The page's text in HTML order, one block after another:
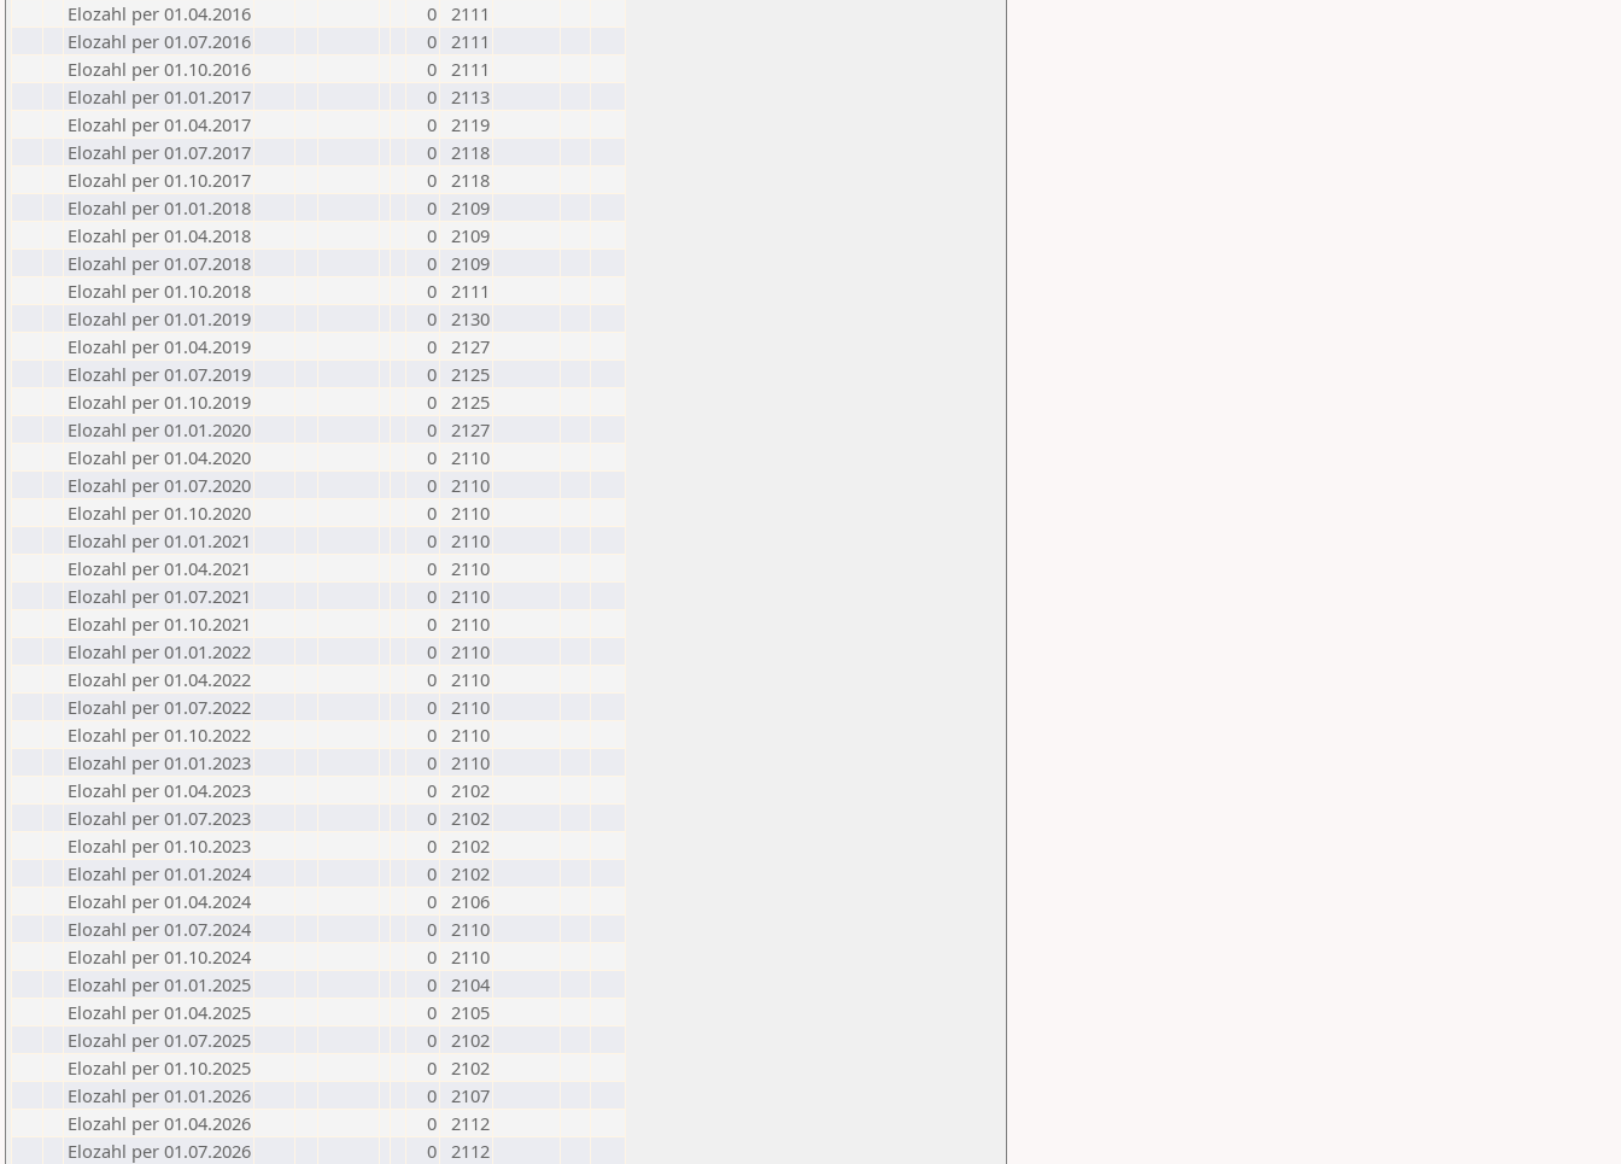
Elozahl per 01.04.2016
0 2111
Elozahl per 01.07.2016
0 2111
Elozahl per 01.10.2016
0 2111
Elozahl per 01.01.2017
0 2113
Elozahl per 01.04.2017
0 2119
Elozahl per 01.07.2017
0 2118
Elozahl per 01.10.2017
0 2118
Elozahl per 01.01.2018
0 2109
Elozahl per 01.04.2018
0 2109
Elozahl per 01.07.2018
0 2109
Elozahl per 01.10.2018
0 2111
Elozahl per 01.01.2019
0 2130
Elozahl per 01.04.2019
0 2127
Elozahl per 01.07.2019
0 2125
Elozahl per 01.10.2019
0 2125
Elozahl per 01.01.2020
0 2127
Elozahl per 01.04.2020
0 2110
Elozahl per 01.07.2020
0 2110
Elozahl per 01.10.2020
0 2110
Elozahl per 01.01.2021
0 2110
Elozahl per 01.04.2021
0 2110
Elozahl per 01.07.2021
0 2110
Elozahl per 01.10.2021
0 2110
Elozahl per 01.01.2022
0 2110
Elozahl per 01.04.2022
0 2110
Elozahl per 01.07.2022
0 2110
Elozahl per 01.10.2022
0 2110
Elozahl per 01.01.2023
0 2110
Elozahl per 01.04.2023
0 2102
Elozahl per 01.07.2023
0 2102
Elozahl per 01.10.2023
0 2102
Elozahl per 01.01.2024
0 2102
Elozahl per 01.04.2024
0 2106
Elozahl per 01.07.2024
0 2110
Elozahl per 01.10.2024
0 2110
Elozahl per 01.01.2025
0 2104
Elozahl per 01.04.2025
0 2105
Elozahl per 01.07.2025
0 2102
Elozahl per 01.10.2025
0 2102
Elozahl per 01.01.2026
0 2107
Elozahl per 01.04.2026
0 2112
Elozahl per 01.07.2026
0 2112